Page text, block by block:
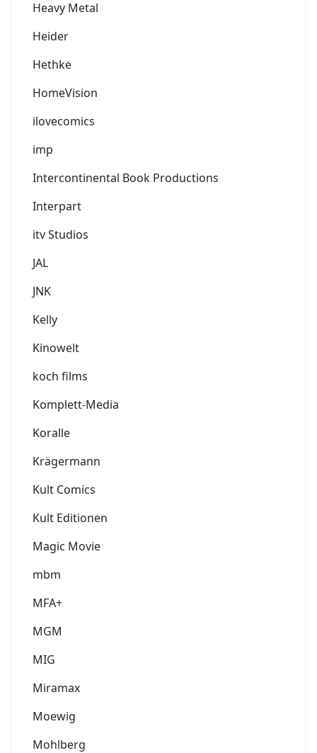
Heavy Metal
Heider
Hethke
HomeVision
ilovecomics
imp
Intercontinental Book Productions
Interpart
itv Studios
JAL
JNK
Kelly
Kinowelt
koch films
Komplett-Media
Koralle
Krägermann
Kult Comics
Kult Editionen
Magic Movie
mbm
MFA+
MGM
MIG
Miramax
Moewig
Mohlberg